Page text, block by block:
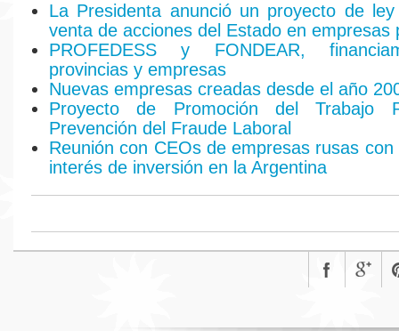
La Presidenta anunció un proyecto de
venta de acciones del Estado en empresas
PROFEDESS y FONDEAR,
provincias y empresas
Nuevas empresas creadas desde el año
Proyecto de Promoción del Trabajo
Prevención del Fraude Laboral
Reunión con CEOs de empresas rusas con
interés de inversión en la Argentina